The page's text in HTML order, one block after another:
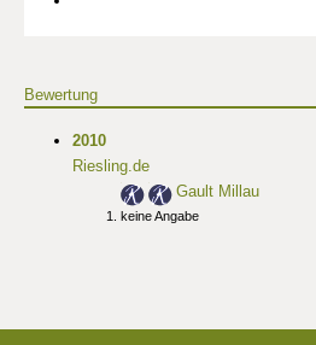
Bewertung
2010
Riesling.de
Gault Millau
keine Angabe